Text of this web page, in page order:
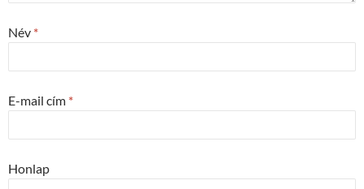
Név *
E-mail cím *
Honlap